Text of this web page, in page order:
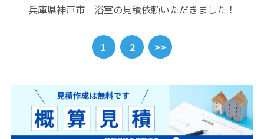
兵庫県神戸市 浴室の見積依頼いただきました！
1 2 >>